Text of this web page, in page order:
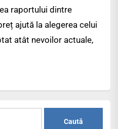
raportului dintre
ajută la alegerea celui
atât nevoilor actuale,